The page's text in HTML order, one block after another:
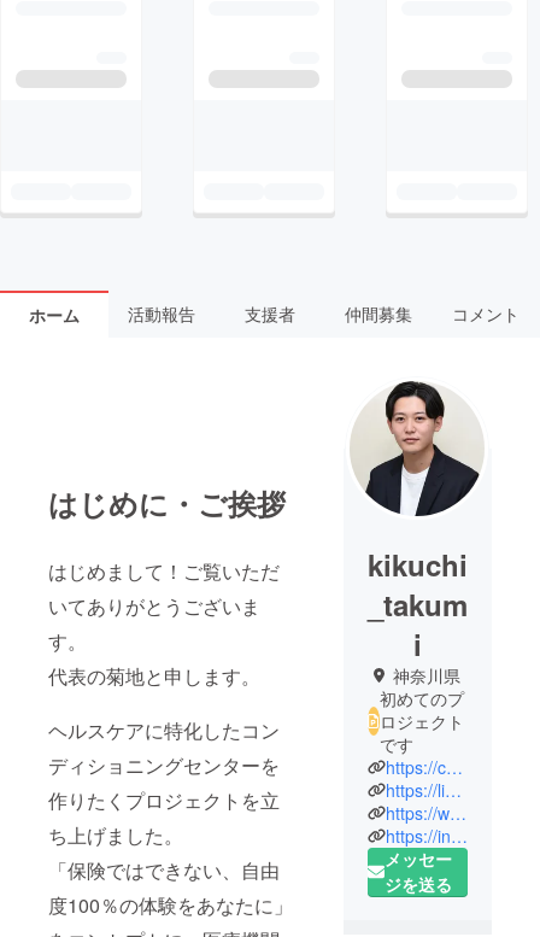
ホーム 活動報告 支援者 仲間募集 コメント
はじめに・ご挨拶
はじめまして！ご覧いただ
いてありがとうございま
す。
代表の菊地と申します。
ヘルスケアに特化したコン
ディショニングセンターを
作りたくプロジェクトを立
ち上げました。
「保険ではできない、自由
度100％の体験をあなたに」
kikuchi
_takum
i
神奈川県
初めてのプ
ロジェクト
です
https://cros-partners.com/
https://lin.ee/5czDA2d
https://www.facebook.com/CROS.tct/?ref=pages_you_manage
https://instagram.com/cros_partners?utm_medium=copy_link
メッセー
ジを送る